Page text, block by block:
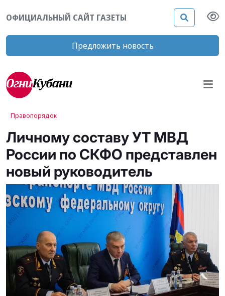
ОФИЦИАЛЬНЫЙ САЙТ ГАЗЕТЫ
Предложить новость
Правопорядок
Личному составу УТ МВД
России по СКФО представлен
новый руководитель